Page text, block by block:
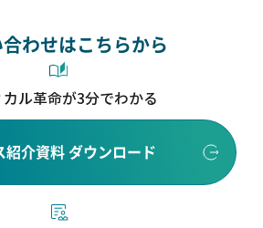
わせはこちらから
カル革命が3分でわかる
紹介資料 ダウンロード